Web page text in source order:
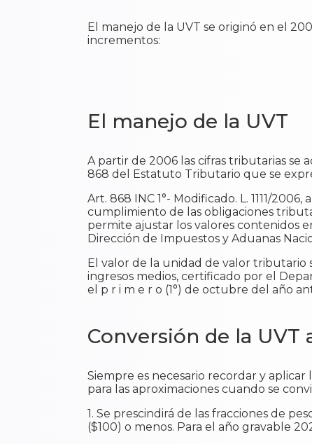
El manejo de la UVT se originó en el
incrementos:
El manejo de la UVT
A partir de 2006 las cifras tributarias se
868 del Estatuto Tributario que se
Art. 868 INC 1°- Modificado. L. 1111/
cumplimiento de las obligaciones
permite ajustar los valores contenidos
Dirección de Impuestos y Aduanas
El valor de la unidad de valor tributario
ingresos medios, certificado por el
el p r i m e r o (1°) de octubre del año
Conversión de la UVT
Siempre es necesario recordar y
para las aproximaciones cuando se
1. Se prescindirá de las fracciones de
($100) o menos. Para el año gravable